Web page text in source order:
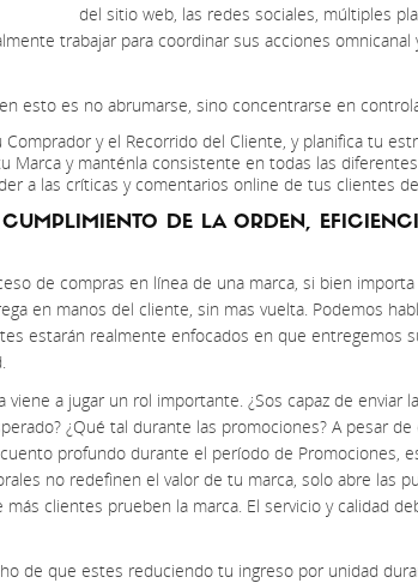
del sitio web, las redes sociales, múltiples
trabajar para coordinar sus acciones
esto es no abrumarse, sino concentrarse en
y el Recorrido del Cliente, y planifica tu
Marca y manténla consistente en todas las
a las críticas y comentarios online de tus clientes
DE LA ORDEN,
de compras en línea de una marca, si bien
en manos del cliente, sin mas vuelta. Podemos
estarán realmente enfocados en que entregemos
viene a jugar un rol importante. ¿Sos capaz de enviar
¿Qué tal durante las promociones? A pesar de
profundo durante el período de Promociones,
no redefinen el valor de tu marca, solo abre las
clientes prueben la marca. El servicio y calidad
de que estes reduciendo tu ingreso por unidad